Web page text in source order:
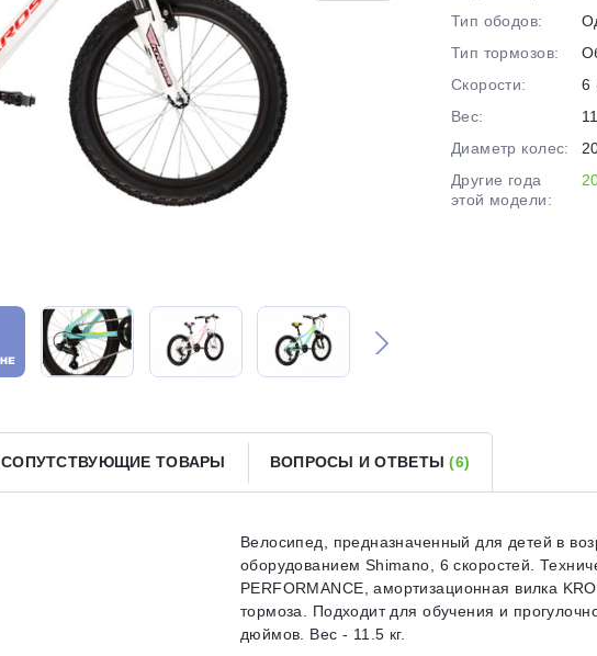
Тип ободов:
Тип тормозов:
Скорости:
6
Вес:
Диаметр колес:
Другие года
этой модели:
СОПУТСТВУЮЩИЕ ТОВАРЫ ВОПРОСЫ И ОТВЕТЫ(6)
Велосипед, предназначенный для детей в
оборудованием Shimano, 6 скоростей.
PERFORMANCE, амортизационная вилка
тормоза. Подходит для обучения и
дюймов. Вес - 11.5 кг.
Сегодня
25%
Оплачивайте сегодня только
25% картой любого банка
Подробнее